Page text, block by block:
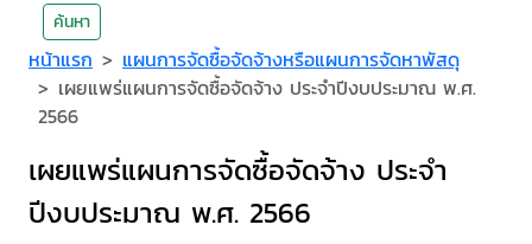
ค้นหา
หน้าแรก
แผนการจัดซื้อจัดจ้างหรือแผนการจัดหาพัสดุ
เผยแพร่แผนการจัดซื้อจัดจ้าง ประจำปีงบประมาณ พ.ศ.
2566
เผยแพร่แผนการจัดซื้อจัดจ้าง ประจำ
ปีงบประมาณ พ.ศ. 2566